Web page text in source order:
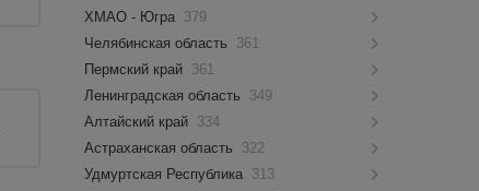
ХМАО - Югра 379
Челябинская область
361
Пермский край 361
Ленинградская область
349
Алтайский край 334
Астраханская область
322
Удмуртская Республика 313